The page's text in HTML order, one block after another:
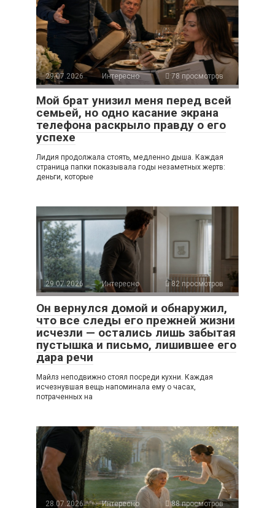
29.07.2026 Интересно 78 просмотров
Мой брат унизил меня перед всей
семьей, но одно касание экрана
телефона раскрыло правду о его
успехе
Лидия продолжала стоять, медленно дыша. Каждая
страница папки показывала годы незаметных жертв:
деньги, которые
29.07.2026 Интересно 82 просмотров
Он вернулся домой и обнаружил,
что все следы его прежней жизни
исчезли — остались лишь забытая
пустышка и письмо, лишившее его
дара речи
Майлз неподвижно стоял посреди кухни. Каждая
исчезнувшая вещь напоминала ему о часах,
потраченных на
28.07.2026 Интересно 88 просмотров